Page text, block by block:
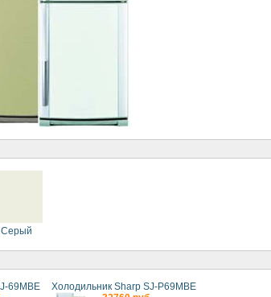
Серый
69MBE
Холодильник Sharp SJ-P69MBE